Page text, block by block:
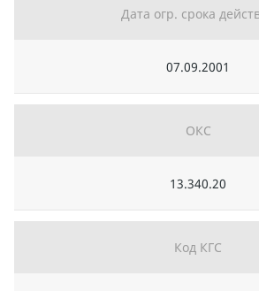
Дата огр. срока
07.09.2001
ОКС
13.340.20
Код КГС